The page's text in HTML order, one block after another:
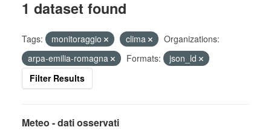
1 dataset found
Tags: monitoraggio clima
Organizations:
arpa-emilia-romagna
Formats:
json_ld
Filter Results
Meteo - dati osservati